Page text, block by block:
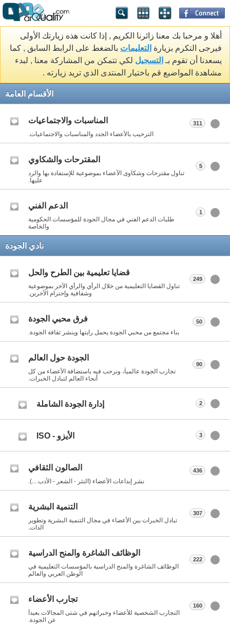
أهلا و مرحبا بك معنا زائرنا الكريم , إذا كانت هذه زيارتك الأولى
فيرجى التكرم بزيارة التعليمات بالضغط على الرابط السابق , كما
يسعدنا أن تقوم بـ التسجيل لكي تتمكن من المشاركة معنا , لبدء
مشاهدة المواضيع قم باختيار المنتدى الذي تريد زيارته .
الأقسام العامة
المناسبات والاجتماعيات
الترحيب بالأعضاء الجدد والمناسبات والاجتماعيات.
311
المقترحات والشكاوي
تناول مقترحات وشكاوى الأعضاء بموضوعية للإستفادة بها والرد
عليها.
5
الدعم الفني
طلبات الدعم الفني في مجال الجودة للمؤسسات الحكومية
والخاصة
1
نادي الجودة
قضايا تعليمية بين الطرح والحل
تناول القضايا التعليمية من خلال الرأي والرأي الآخر بموضوعية
وشفافية وإحترام الآخرين.
249
فرق محبي الجودة
بناء مجتمع من محبي الجودة يحمل رايتها وينشر ثقافة الجودة.
50
الجودة حول العالم
تجارب الجودة عالمياً، ونرحب فيه باستضافة الأعضاء من كل
أنحاء العالم لتبادل الخبرات.
90
إدارة الجودة الشاملة 2
الأيزو - ISO 3
الصالون الثقافي
نشر إبداعات الأعضاء (النثر - الشعر - الأدب ...).
436
التنمية البشرية
تبادل الخبرات بين الأعضاء في مجال التنمية البشرية وتطوير
الذات.
307
الوظائف الشاغرة والمنح الدراسية
الوظائف الشاغرة والمنح الدراسية بالمؤسسات التعليمية في
الوطن العربي والعالم
222
تجارب الأعضاء
التجارب الشخصية للأعضاء وخبراتهم في شتى المجالات بعيداً
عن الجودة.
160